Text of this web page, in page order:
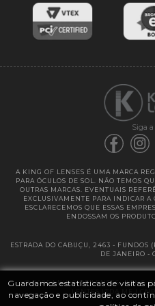
Guardamos estatísticas de visitas
navegação e publicidade, ao
Entregas
Siga
A KING OF LENSES É UMA MARCA
PARA ÓCULOS DE SOL. NÃO TEMOS
OUTRAS MARCAS. EVENTUAIS
EXCLUSIVAMENTE PARA INDICAR A
ESCLARECEMOS QUE ESSAS
ENDOSSAM OS
ESTRADA DO CABUÇU, 2463 - FUNDOS
DE JANEIRO -
@ 2025 | KING OF LENSES - KING
LENTES LTDA ME |